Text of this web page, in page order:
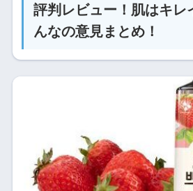
評判レビュー！肌はキレ
んなの意見まとめ！